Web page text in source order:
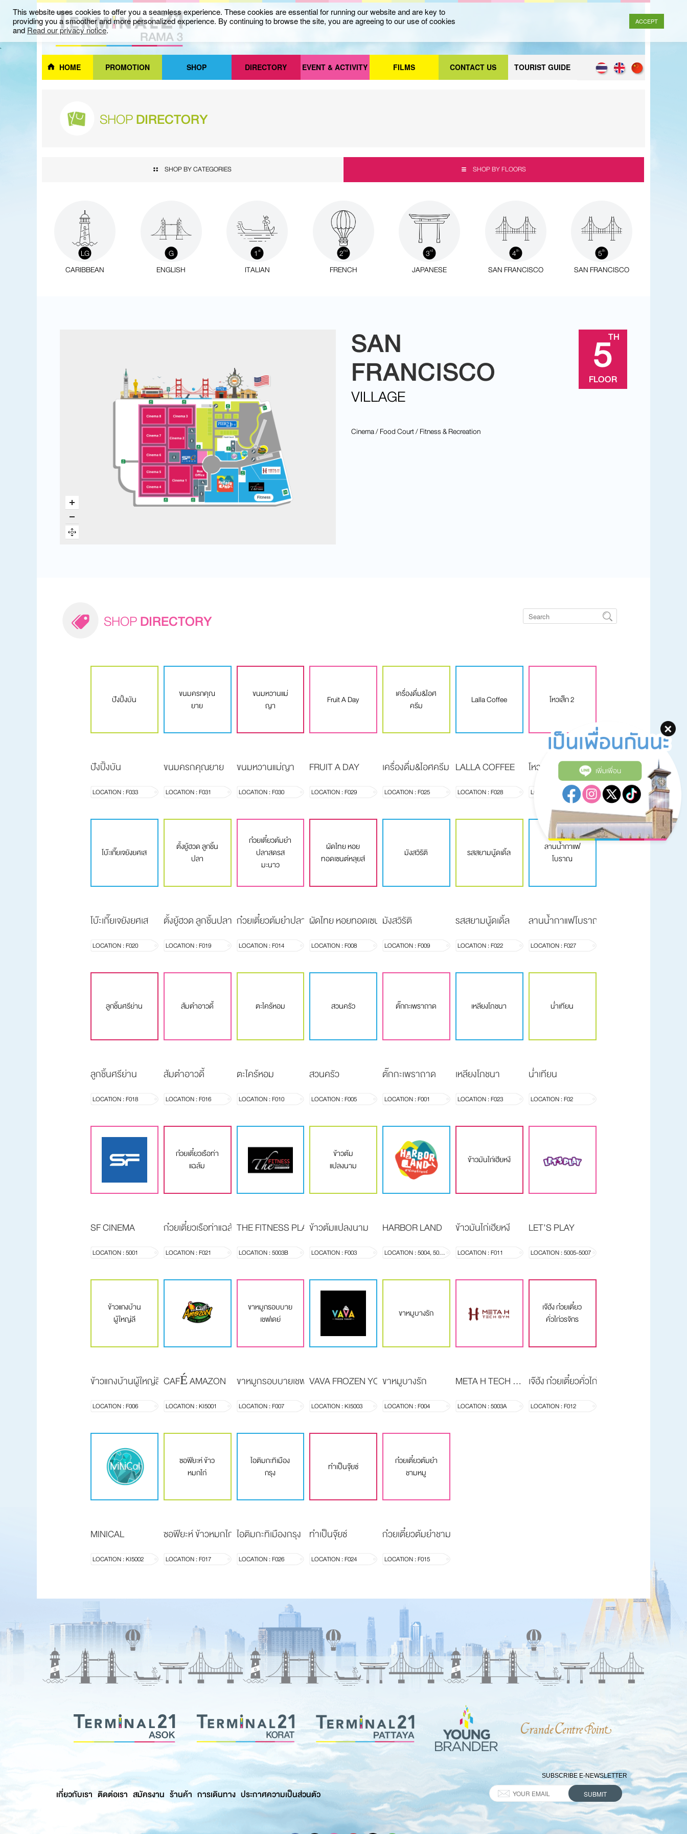
เพิ่มเพื่อน
HOME PROMOTION SHOP DIRECTORY EVENT & ACTIVITY FILMS CONTACT US TOURIST GUIDE
SHOPDIRECTORY
SHOP BY CATEGORIES SHOP BY FLOORS
LG
CARIBBEAN
G
ENGLISH
1 st
ITALIAN
2nd
FRENCH
3rd
JAPANESE
4th
SAN FRANCISCO
5th
SAN FRANCISCO
SAN
FRANCISCO
VILLAGE
5TH
FLOOR
Cinema / Food Court / Fitness & Recreation
SHOPDIRECTORY
ปังปิ้งบัน
ปังปิ้งบัน
LOCATION : F033
ขนมครกคุณ
ยาย
ขนมครกคุณยาย
LOCATION : F031
ขนมหวานแม่
ญา
ขนมหวานแม่ญา
LOCATION : F030
Fruit A Day
FRUIT A DAY
LOCATION : F029
เครื่องดื่ม&ไอศ
ครีม
เครื่องดื่ม&ไอศครีม
LOCATION : F025
Lalla Coffee
LALLA COFFEE
LOCATION : F028
โหวเส็ก 2
โหวเส็ก 2
LOCATION : F013
โบ๊ะเกี๊ยเจยังยศเส
โบ๊ะเกี๊ยเจยังยศเส
LOCATION : F020
ตั้งยู้ฮวด ลูกชิ้น
ปลา
ตั้งยู้ฮวด ลูกชิ้นปลา
LOCATION : F019
ก๋วยเตี๋ยวต้มยำ
ปลาสดรส
มะนาว
ก๋วยเตี๋ยวต้มยำปลาสดรสมะนาว
LOCATION : F014
ผัดไทย หอย
ทอดเซนต์หลุยส์
ผัดไทย หอยทอดเซนต์หลุยส์
LOCATION : F008
มังสวิรัติ
มังสวิรัติ
LOCATION : F009
รสสยามนู้ดเดิ้ล
รสสยามนู้ดเดิ้ล
LOCATION : F022
ลานน้ำกาแฟ
โบราณ
ลานน้ำกาแฟโบราณ
LOCATION : F027
ลูกชิ้นศรีย่าน
ลูกชิ้นศรีย่าน
LOCATION : F018
ส้มตำอาวดี้
ส้มตำอาวดี้
LOCATION : F016
ตะไคร้หอม
ตะไคร้หอม
LOCATION : F010
สวนครัว
สวนครัว
LOCATION : F005
ตั๊กกะเพราถาด
ตั๊กกะเพราถาด
LOCATION : F001
เหลียงโภชนา
เหลียงโภชนา
LOCATION : F023
น่ำเทียน
น่ำเทียน
LOCATION : F02
SF CINEMA
LOCATION : 5001
ก๋วยเตี๋ยวเรือท่า
แฉล้ม
ก๋วยเตี๋ยวเรือท่าแฉล้ม
LOCATION : F021
THE FITNESS PLATINUM
LOCATION : 5003B
ข้าวต้ม
แปลงนาม
ข้าวต้มแปลงนาม
LOCATION : F003
HARBOR LAND
LOCATION : 5004, 5008-5010
ข้าวมันไก่เฮียหงี
ข้าวมันไก่เฮียหงี
LOCATION : F011
LET’S PLAY
LOCATION : 5005-5007
ข้าวแกงบ้าน
ผู้ใหญ่ลี
ข้าวแกงบ้านผู้ใหญ่ลี
LOCATION : F006
CAFÉ AMAZON
LOCATION : KI5001
ขาหมูกรอบบาย
เชฟเดย์
ขาหมูกรอบบายเชฟเดย์
LOCATION : F007
VAVA FROZEN YOGURT
LOCATION : KI5003
ขาหมูบางรัก
ขาหมูบางรัก
LOCATION : F004
META H TECH GYM
LOCATION : 5003A
เจ๊ฮ้ง ก๋วยเตี๋ยว
คั่วไก่วรจักร
เจ๊ฮ้ง ก๋วยเตี๋ยวคั่วไก่วรจักร
LOCATION : F012
MINICAL
LOCATION : KI5002
ซอฟียะห์ ข้าว
หมกไก่
ซอฟียะห์ ข้าวหมกไก่
LOCATION : F017
ไอติมกะทิเมือง
กรุง
ไอติมกะทิเมืองกรุง
LOCATION : F026
ทำเป็นจุ๊ยซ์
ทำเป็นจุ๊ยซ์
LOCATION : F024
ก๋วยเตี๋ยวต้มยำ
ชามหมู
ก๋วยเตี๋ยวต้มยำชามหมู
LOCATION : F015
เกี่ยวกับเรา ติดต่อเรา สมัครงาน ร้านค้า การเดินทาง ประกาศความเป็นส่วนตัว
SUBSCRIBE E-NEWSLETTER
This website uses cookies to offer you a seamless experience. These cookies are essential for running our website and are key to
providing you a smoother and more personalized experience. By continuing to browse the site, you are agreeing to our use of cookies
and Read our privacy notice.
ACCEPT